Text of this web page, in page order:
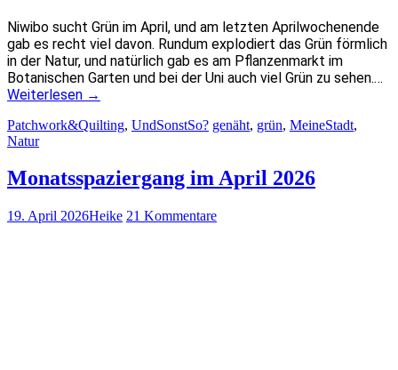
Niwibo sucht Grün im April, und am letzten Aprilwochenende
gab es recht viel davon. Rundum explodiert das Grün förmlich
in der Natur, und natürlich gab es am Pflanzenmarkt im
Botanischen Garten und bei der Uni auch viel Grün zu sehen.…
Weiterlesen →
Patchwork&Quilting, UndSonstSo? genäht, grün, MeineStadt,
Natur
Monatsspaziergang im April 2026
19. April 2026Heike 21 Kommentare